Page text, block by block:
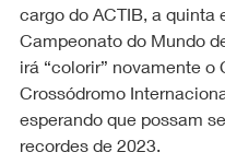
cargo do ACTIB, a quinta
Campeonato do Mundo
irá “colorir” novamente o
Crossódromo
esperando que possam
recordes de 2023.